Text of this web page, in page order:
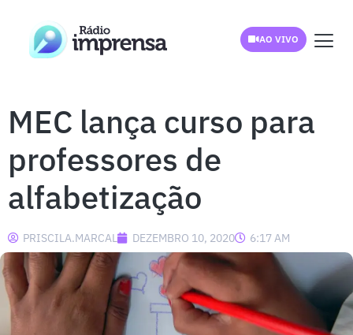
AO VIVO
MEC lança curso para
professores de
alfabetização
PRISCILA.MARCAL DEZEMBRO 10, 2020 6:17 AM